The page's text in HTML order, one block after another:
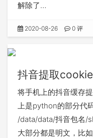
解除了…
2020-08-26 0 评
抖音提取
将手机上的抖音缓存
上是python的部分代
/data/data/抖音包名/
大部分都是明文，比